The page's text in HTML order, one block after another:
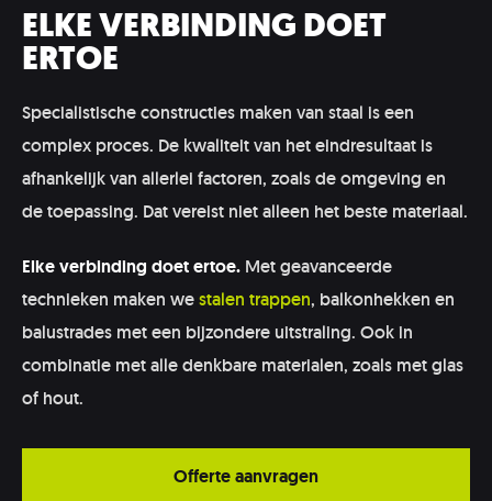
ELKE VERBINDING DOET
ERTOE
Specialistische constructies maken van staal is een
complex proces. De kwaliteit van het eindresultaat is
afhankelijk van allerlei factoren, zoals de omgeving en
de toepassing. Dat vereist niet alleen het beste materiaal.
Elke verbinding doet ertoe. Met geavanceerde
technieken maken westalen trappen, balkonhekken en
balustrades met een bijzondere uitstraling. Ook in
combinatie met alle denkbare materialen, zoals met glas
of hout.
Offerte aanvragen